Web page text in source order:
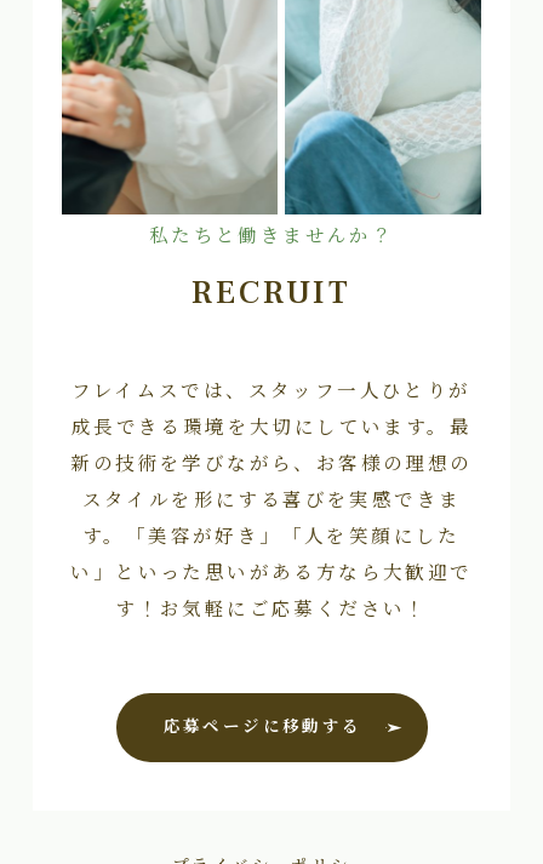
私たちと働きませんか？
RECRUIT
フレイムスでは、スタッフ一人ひとりが
成長できる環境を大切にしています。最
新の技術を学びながら、お客様の理想の
スタイルを形にする喜びを実感できま
す。「美容が好き」「人を笑顔にした
い」といった思いがある方なら大歓迎で
す！お気軽にご応募ください！
応募ページに移動する